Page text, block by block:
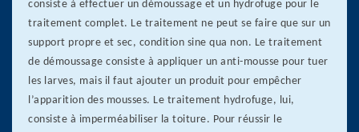
consiste à effectuer un démoussage et un hydrofuge pour le
traitement complet. Le traitement ne peut se faire que sur un
support propre et sec, condition sine qua non. Le traitement
de démoussage consiste à appliquer un anti-mousse pour tuer
les larves, mais il faut ajouter un produit pour empêcher
l’apparition des mousses. Le traitement hydrofuge, lui,
consiste à imperméabiliser la toiture. Pour réussir le